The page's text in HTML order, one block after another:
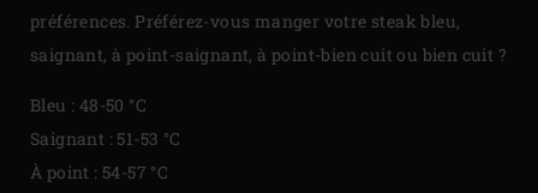
préférences. Préférez-vous manger votre steak bleu,
saignant, à point-saignant, à point-bien cuit ou bien cuit ?
Bleu : 48-50 °C
Saignant : 51-53 °C
À point : 54-57 °C